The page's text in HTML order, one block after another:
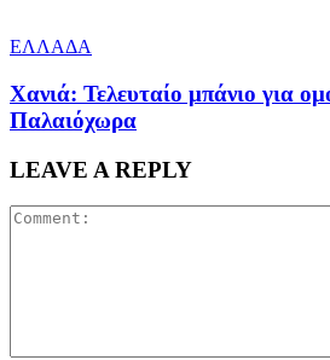
ΕΛΛΑΔΑ
Χανιά: Τελευταίο μπάνιο για
Παλαιόχωρα
LEAVE A REPLY